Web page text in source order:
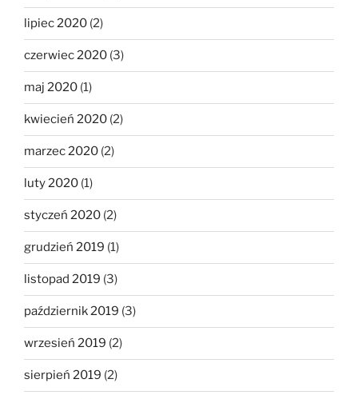
lipiec 2020 (2)
czerwiec 2020 (3)
maj 2020 (1)
kwiecień 2020 (2)
marzec 2020 (2)
luty 2020 (1)
styczeń 2020 (2)
grudzień 2019 (1)
listopad 2019 (3)
październik 2019 (3)
wrzesień 2019 (2)
sierpień 2019 (2)